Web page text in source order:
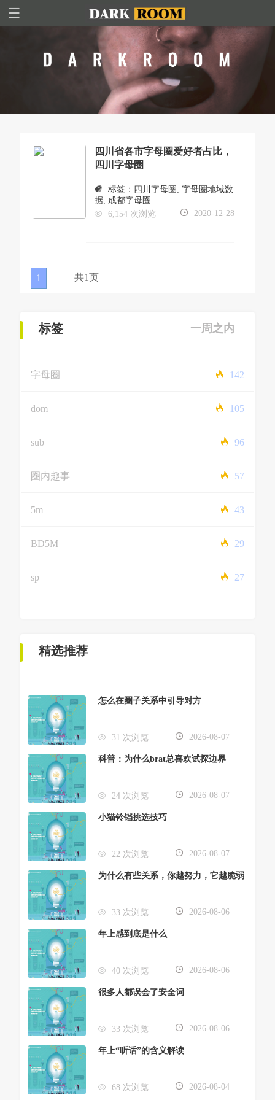
四川省各市字母圈爱好者占比，
四川字母圈
标签： 四川字母圈 , 字母圈地域数
据, 成都字母圈
6,154 次浏览
2020-12-28
1 共1页
标签 一周之内
字母圈 142
dom 105
sub 96
圈内趣事 57
5m 43
BD5M 29
sp 27
精选推荐
怎么在圈子关系中引导对方
31 次浏览 2026-08-07
科普：为什么brat总喜欢试探边界
24 次浏览 2026-08-07
小猫铃铛挑选技巧
22 次浏览 2026-08-07
为什么有些关系，你越努力，它越脆弱
33 次浏览 2026-08-06
年上感到底是什么
40 次浏览 2026-08-06
很多人都误会了安全词
33 次浏览 2026-08-06
年上“听话”的含义解读
68 次浏览 2026-08-04